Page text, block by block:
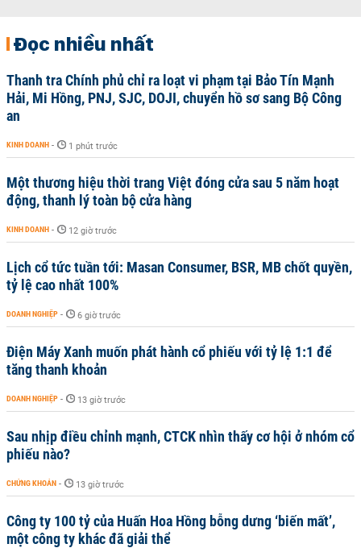
Đọc nhiều nhất
Thanh tra Chính phủ chỉ ra loạt vi phạm tại Bảo Tín Mạnh
Hải, Mi Hồng, PNJ, SJC, DOJI, chuyển hồ sơ sang Bộ Công
an
KINH DOANH - 1 phút trước
Một thương hiệu thời trang Việt đóng cửa sau 5 năm hoạt
động, thanh lý toàn bộ cửa hàng
KINH DOANH - 12 giờ trước
Lịch cổ tức tuần tới: Masan Consumer, BSR, MB chốt quyền,
tỷ lệ cao nhất 100%
DOANH NGHIỆP - 6 giờ trước
Điện Máy Xanh muốn phát hành cổ phiếu với tỷ lệ 1:1 để
tăng thanh khoản
DOANH NGHIỆP - 13 giờ trước
Sau nhịp điều chỉnh mạnh, CTCK nhìn thấy cơ hội ở nhóm cổ
phiếu nào?
CHỨNG KHOÁN - 13 giờ trước
Công ty 100 tỷ của Huấn Hoa Hồng bỗng dưng ‘biến mất’,
một công ty khác đã giải thể